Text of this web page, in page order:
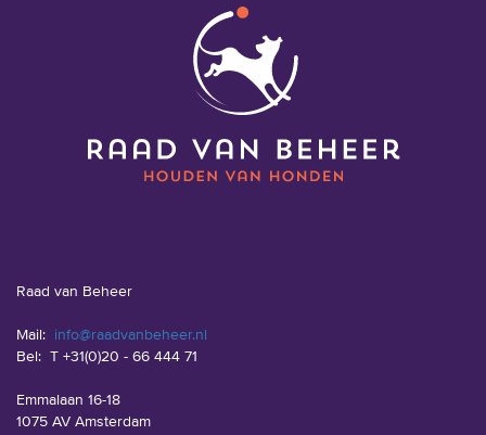
Raad van Beheer
Mail: info@raadvanbeheer.nl
Bel: T +31(0)20 - 66 444 71
Emmalaan 16-18
1075 AV Amsterdam